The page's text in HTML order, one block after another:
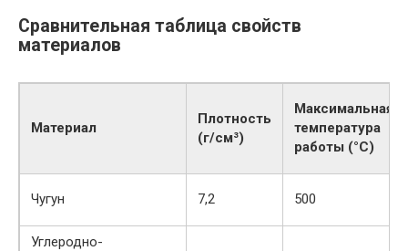
Сравнительная таблица свойств
материалов
Материал
Плотность
(г/см³)
Максимальная
температура
работы (°C)
Чугун 7,2 500
Углеродно-